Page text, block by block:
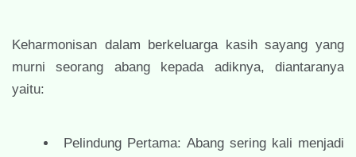
Keharmonisan dalam berkeluarga kasih sayang yang
murni seorang abang kepada adiknya, diantaranya
yaitu:
Pelindung Pertama: Abang sering kali menjadi